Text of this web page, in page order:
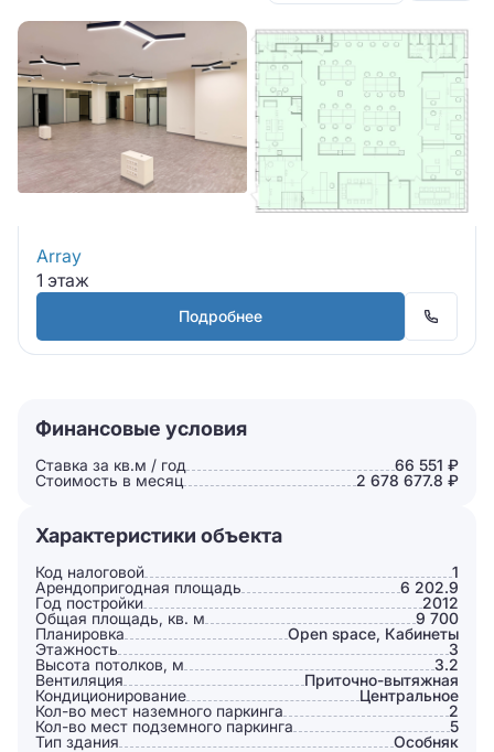
Array
1 этаж
Подробнее
Финансовые условия
Ставка за кв.м / год
66 551 ₽
Стоимость в месяц
2 678 677.8 ₽
Характеристики объекта
Код налоговой
1
Арендопригодная площадь
6 202.9
Год постройки
2012
Общая площадь, кв. м
9 700
Планировка
Open space, Кабинеты
Этажность
3
Высота потолков, м
3.2
Вентиляция
Приточно-вытяжная
Кондиционирование
Центральное
Кол-во мест наземного паркинга
2
Кол-во мест подземного паркинга
5
Тип здания
Особняк